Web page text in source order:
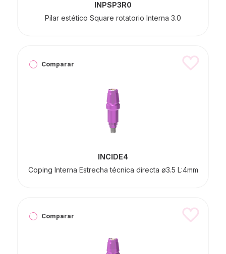
INPSP3R0
Pilar estético Square rotatorio Interna 3.0
Comparar
INCIDE4
Coping Interna Estrecha técnica directa ø3.5 L:4mm
Comparar